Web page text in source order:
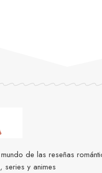
de las reseñas
series y animes